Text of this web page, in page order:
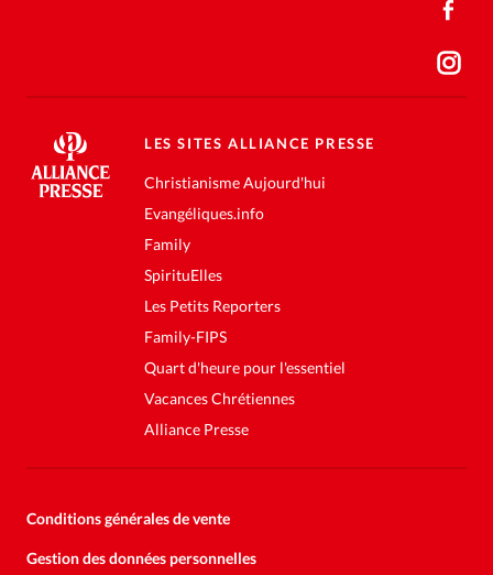
LES SITES ALLIANCE PRESSE
Christianisme Aujourd'hui
Evangéliques.info
Family
SpirituElles
Les Petits Reporters
Family-FIPS
Quart d'heure pour l'essentiel
Vacances Chrétiennes
Alliance Presse
Conditions générales de vente
Gestion des données personnelles